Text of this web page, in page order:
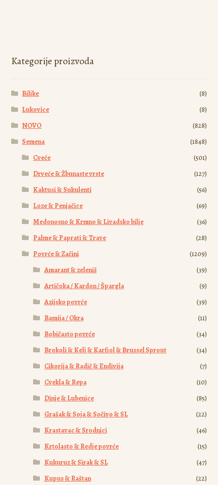
mogu
biti
na
stranici
Kategorije proizvoda
Biljke
(8)
Lukovice
(8)
NOVO
(828)
Semena
(1848)
Cveće
(501)
Drveće & Žbunaste vrste
(127)
Kaktusi & Sukulenti
(56)
Loze & Penjačice
(69)
Medonosno & Krmno & Livadsko bilje
(36)
Palme & Paprati & Trave
(28)
Povrće & Začini
(1209)
Amarant & zeleniš
(39)
Artičoka / Kardon / Špargla
(9)
Azijsko povrće
(39)
Bamija / Okra
(11)
Bobičasto povrće
(34)
Brokoli & Kelj & Karfiol & Brussel Sprout
(34)
Cikorija & Radič & Endivija
(7)
Cvekla & Repa
(10)
Dinje & Lubenice
(85)
Grašak & Soja & Sočivo & SL
(22)
Krastavac & Srodnici
(46)
Krtolasto & Redje povrće
(15)
Kukuruz & Sirak & SL
(47)
Kupus & Raštan
(22)